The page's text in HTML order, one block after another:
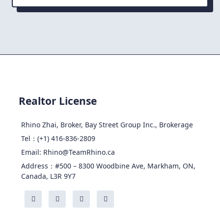
Realtor License
Rhino Zhai, Broker, Bay Street Group Inc., Brokerage
Tel：(+1) 416-836-2809
Email: Rhino@TeamRhino.ca
Address：#500 – 8300 Woodbine Ave, Markham, ON,
Canada, L3R 9Y7